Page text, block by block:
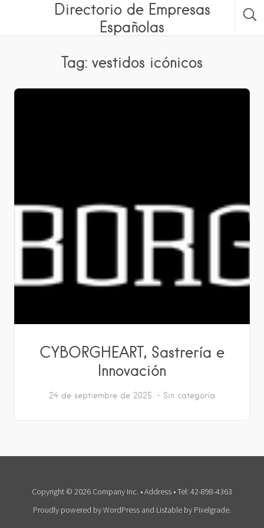
Directorio de Empresas
Españolas
Tag: vestidos icónicos
CYBORGHEART, Sastrería e
Innovación
24 de septiembre de 2025 Sin categoría
Copyright © 2026 Company Inc. • Address • Tel: 42-898-4363
Proudly powered by WordPress and Listable by Pixelgrade.